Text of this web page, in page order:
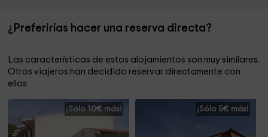
¿Preferirías hacer una reserva directa?
Las características de estos alojamientos son muy similares.
Otros viajeros han decidido reservar directamente con
ellos.
¡Sólo 10€ más! ¡Sólo 5€ más!